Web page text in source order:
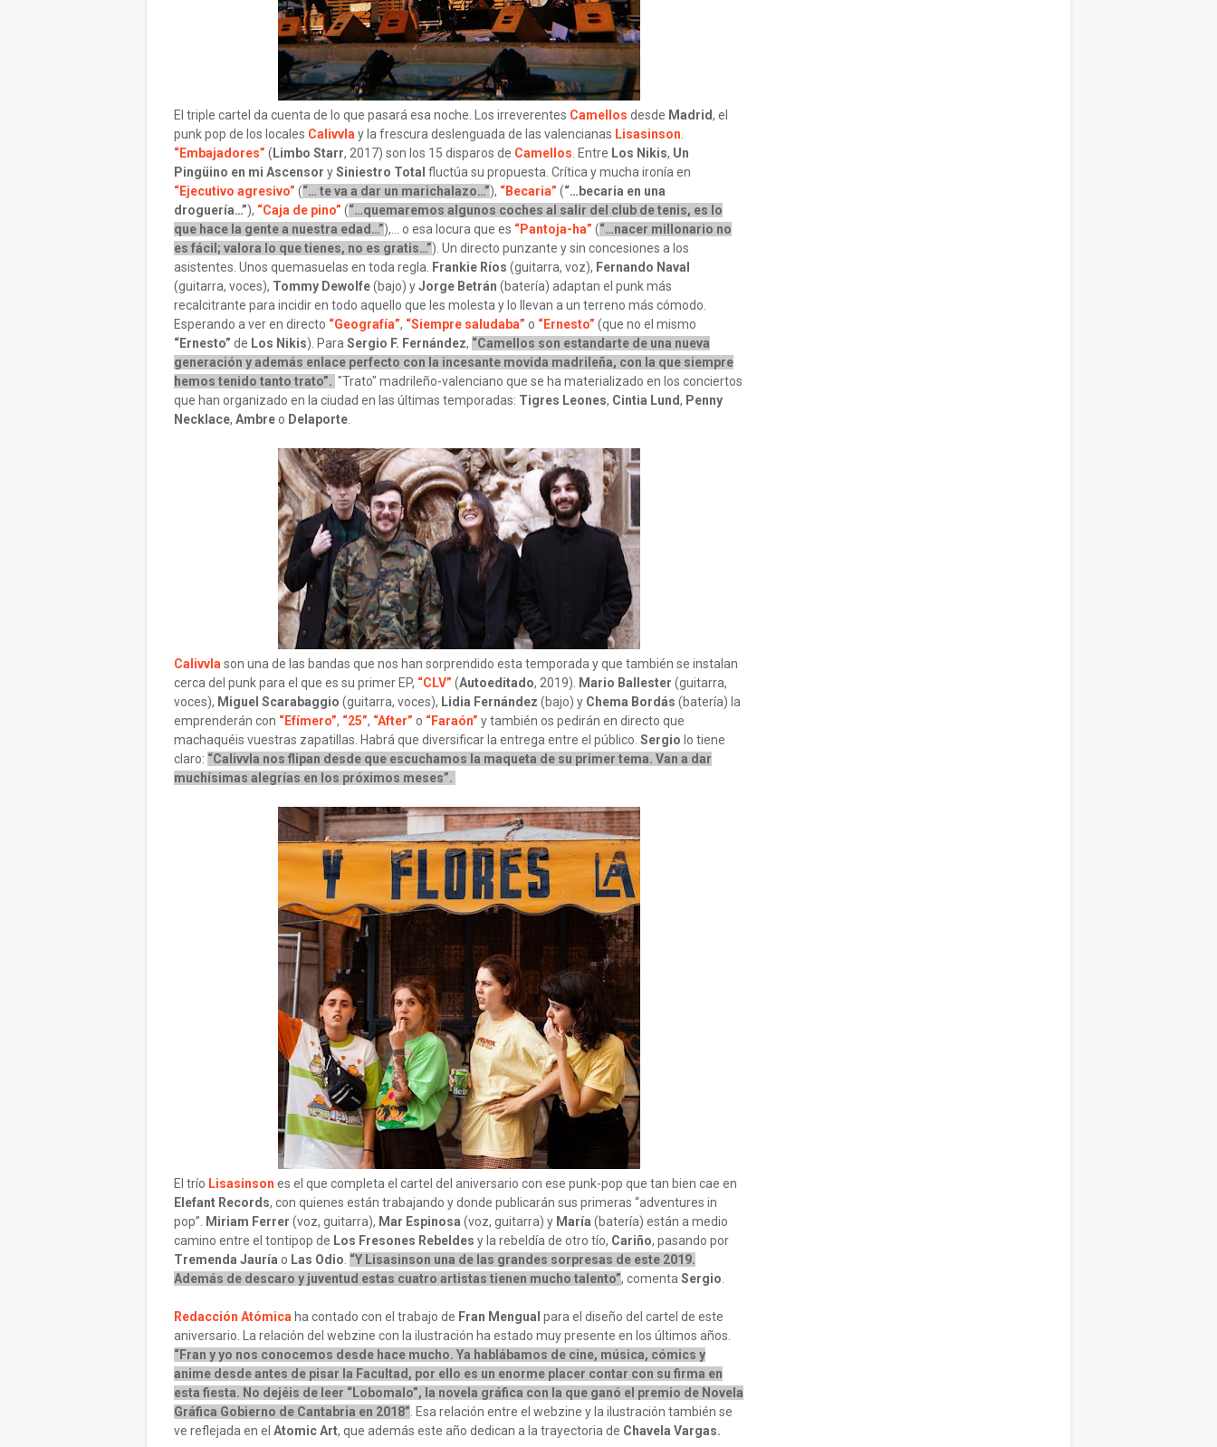
El triple cartel da cuenta de lo que pasará esa noche. Los irreverentes Camellos desde Madrid, el
punk pop de los locales Calivvla y la frescura deslenguada de las valencianas Lisasinson
“Embajadores” ( Limbo Starr, 2017) son los 15 disparos de Camellos . Entre Los Nikis, Un
Pingüino en mi Ascensor ySiniestro Total fluctúa su propuesta. Crítica y mucha ironía en
“Ejecutivo agresivo” (“… te va a dar un marichalazo…”), “Becaria” (“…becaria en una
droguería…”), “Caja de pino” (“…quemaremos algunos coches al salir del club de tenis, es lo
que hace la gente a nuestra edad…”),… o esa locura que es “Pantoja-ha” (“…nacer millonario no
es fácil; valora lo que tienes, no es gratis…”). Un directo punzante y sin concesiones a los
asistentes. Unos quemasuelas en toda regla.
Frankie Ríos (guitarra, voz), Fernando Naval
(guitarra, voces), Tommy Dewolfe(bajo) yJorge Betrán (batería) adaptan el punk más
recalcitrante para incidir en todo aquello que les molesta y lo llevan a un terreno más cómodo.
Esperando a ver en directo “Geografía”, “Siempre saludaba” o “Ernesto” (que no el mismo
“Ernesto” de Los Nikis). Para Sergio F. Fernández, “Camellos son estandarte de una nueva
generación y además enlace perfecto con la incesante movida madrileña, con la que siempre
hemos tenido tanto trato”. "Trato" madrileño-valenciano que se ha materializado en los conciertos
que han organizado en la ciudad en las últimas temporadas: Tigres Leones, Cintia Lund, Penny
Necklace, Ambreo Delaporte
Calivvla son una de las bandas que nos han sorprendido esta temporada y que también se instalan
cerca del punk para el que es su primer EP, “CLV” (Autoeditado, 2019). Mario Ballester (guitarra,
voces), Miguel Scarabaggio (guitarra, voces), Lidia Fernández (bajo) y Chema Bordás (batería) la
emprenderán con “Efímero”, “25”, “After” o “Faraón” y también os pedirán en directo que
machaquéis vuestras zapatillas. Habrá que diversificar la entrega entre el público. Sergio lo tiene
claro: “Calivvla nos flipan desde que escuchamos la maqueta de su primer tema. Van a dar
muchísimas alegrías en los próximos meses”.
El trío Lisasinson es el que completa el cartel del aniversario con ese punk-pop que tan bien cae en
Elefant Records, con quienes están trabajando y donde publicarán sus primeras “adventures in
pop”.
Miriam Ferrer (voz, guitarra), Mar Espinosa (voz, guitarra) y María (batería) están a medio
camino entre el tontipop de Los Fresones Rebeldes y la rebeldía de otro tío, Cariño, pasando por
Tremenda Jauría o Las Odio “Y Lisasinson una de las grandes sorpresas de este 2019.
Además de descaro y juventud estas cuatro artistas tienen mucho talento”, comenta Sergio
Redacción Atómica ha contado con el trabajo de Fran Mengual para el diseño del cartel de este
aniversario. La relación del webzine con la ilustración ha estado muy presente en los últimos años.
“Fran y yo nos conocemos desde hace mucho. Ya hablábamos de cine, música, cómics y
anime desde antes de pisar la Facultad, por ello es un enorme placer contar con su firma en
esta fiesta. No dejéis de leer “Lobomalo”, la novela gráfica con la que ganó el premio de Novela
Gráfica Gobierno de Cantabria en 2018” . Esa relación entre el webzine y la ilustración también se
ve reflejada en el Atomic Art, que además este año dedican a la trayectoria de Chavela Vargas.